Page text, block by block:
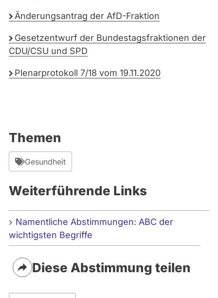
Änderungsantrag der AfD-Fraktion
Gesetzentwurf der Bundestagsfraktionen der
CDU/CSU und SPD
Plenarprotokoll 7/18 vom 19.11.2020
Themen
Gesundheit
Weiterführende Links
Namentliche Abstimmungen: ABC der
wichtigsten Begriffe
Diese Abstimmung teilen